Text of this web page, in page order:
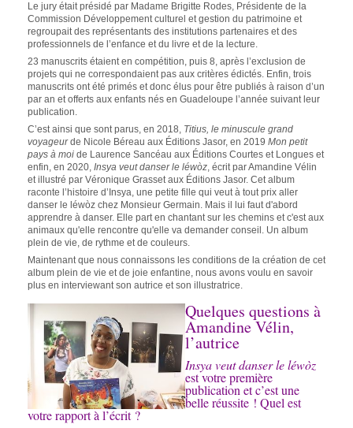
Le jury était présidé par Madame Brigitte Rodes, Présidente de la
Commission Développement culturel et gestion du patrimoine et
regroupait des représentants des institutions partenaires et des
professionnels de l’enfance et du livre et de la lecture.
23 manuscrits étaient en compétition, puis 8, après l’exclusion de
projets qui ne correspondaient pas aux critères édictés. Enfin, trois
manuscrits ont été primés et donc élus pour être publiés à raison d’un
par an et offerts aux enfants nés en Guadeloupe l’année suivant leur
publication.
C’est ainsi que sont parus, en 2018, Titius, le minuscule grand
voyageurde Nicole Béreau aux Éditions Jasor, en 2019 Mon petit
pays à moi de Laurence Sancéau aux Éditions Courtes et Longues et
enfin, en 2020, Insya veut danser le léwòz, écrit par Amandine Vélin
et illustré par Véronique Grasset aux Éditions Jasor. Cet album
raconte l’histoire d’Insya, une petite fille qui veut à tout prix aller
danser le léwòz chez Monsieur Germain. Mais il lui faut d'abord
apprendre à danser. Elle part en chantant sur les chemins et c'est aux
animaux qu'elle rencontre qu'elle va demander conseil. Un album
plein de vie, de rythme et de couleurs.
Maintenant que nous connaissons les conditions de la création de cet
album plein de vie et de joie enfantine, nous avons voulu en savoir
plus en interviewant son autrice et son illustratrice.
Quelques questions à
Amandine Vélin,
l’autrice
Insya veut danser le léwòz
est votre première
publication et c’est une
belle réussite ! Quel est
votre rapport à l’écrit ?